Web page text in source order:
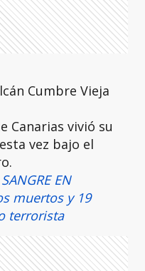
Cumbre Vieja
Canarias vivió su
vez bajo el
EN
muertos y 19
terrorista